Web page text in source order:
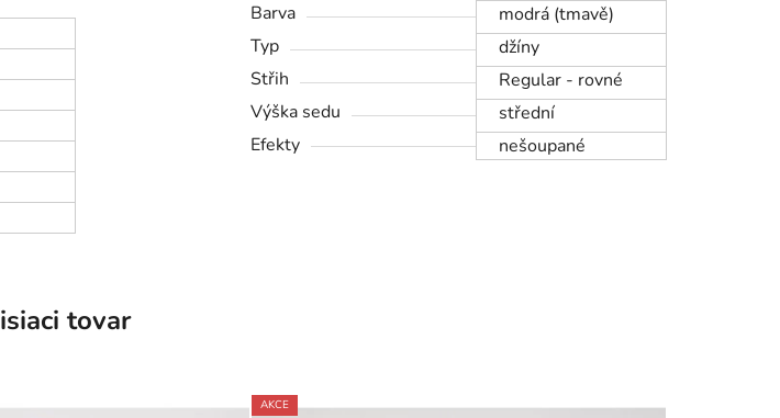
Barva
modrá (tmavě)
Typ
džíny
Střih
Regular - rovné
Výška sedu
střední
Efekty
nešoupané
tovar
AKCE